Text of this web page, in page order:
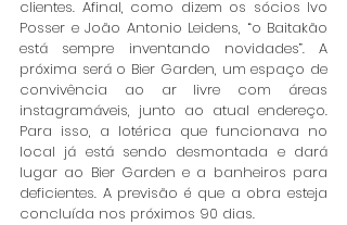
clientes. Afinal, como dizem os sócios Ivo
Posser e João Antonio Leidens, “o Baitakão
está sempre inventando novidades”. A
próxima será o Bier Garden, um espaço de
convivência ao ar livre com áreas
instagramáveis, junto ao atual endereço.
Para isso, a lotérica que funcionava no
local já está sendo desmontada e dará
lugar ao Bier Garden e a banheiros para
deficientes. A previsão é que a obra esteja
concluída nos próximos 90 dias.